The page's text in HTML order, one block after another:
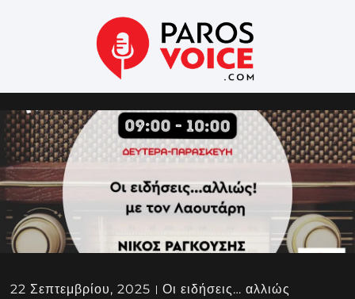
22 Σεπτεμβρίου, 2025 Οι ειδήσεις… αλλιώς